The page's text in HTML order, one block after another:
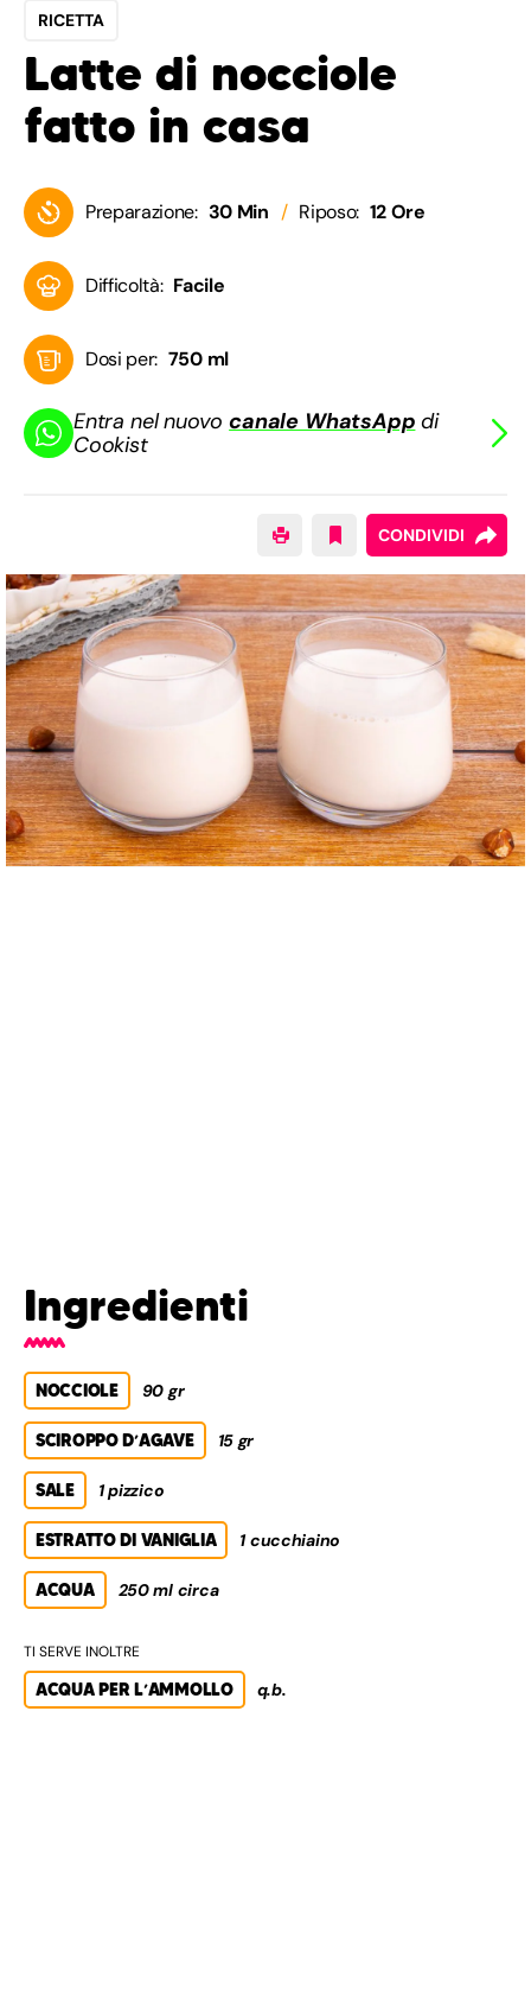
RICETTA
Latte di nocciole
fatto in casa
Preparazione: 30 Min Riposo: 12 Ore
Difficoltà: Facile
Dosi per: 750 ml
Entra nel nuovocanale WhatsApp di
Cookist
CONDIVIDI
Ingredienti
NOCCIOLE 90 gr
SCIROPPO D’AGAVE 15 gr
SALE 1 pizzico
ESTRATTO DI VANIGLIA 1 cucchiaino
ACQUA 250 ml circa
TI SERVE INOLTRE
ACQUA PER L’AMMOLLO q.b.